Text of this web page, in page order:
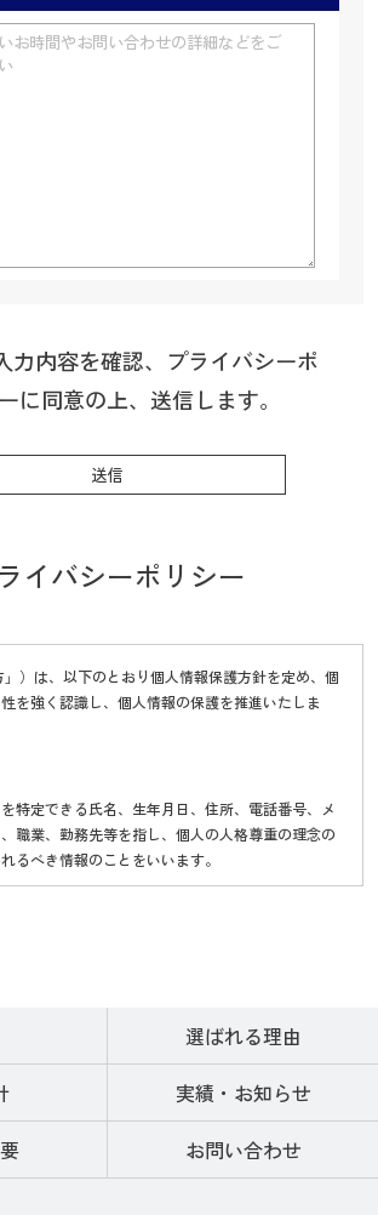
力内容を確認、プライバシーポ
に同意の上、送信します。
イバシーポリシー
」）は、以下のとおり個人情報保護方針を定め、個
を強く認識し、個人情報の保護を推進いたしま
特定できる氏名、生年月日、住所、電話番号、メ
職業、勤務先等を指し、個人の人格尊重の理念の
るべき情報のことをいいます。
の問い合わせを通じて、氏名、生年月日、住所、
レス等の個人情報をご提供いただく場合がありま
選ばれる理由
実績・お知らせ
お問い合わせ